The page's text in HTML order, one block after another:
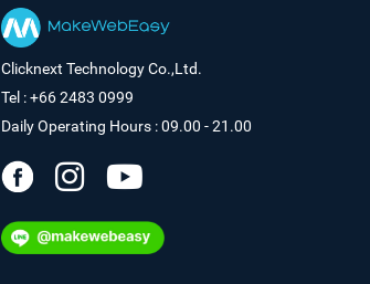
Clicknext Technology Co.,Ltd.
Tel : +66 2483 0999
Daily Operating Hours : 09.00 - 21.00